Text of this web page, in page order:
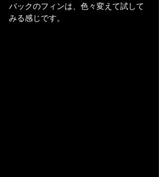
バックのフィンは、色々変えて試して
みる感じです。